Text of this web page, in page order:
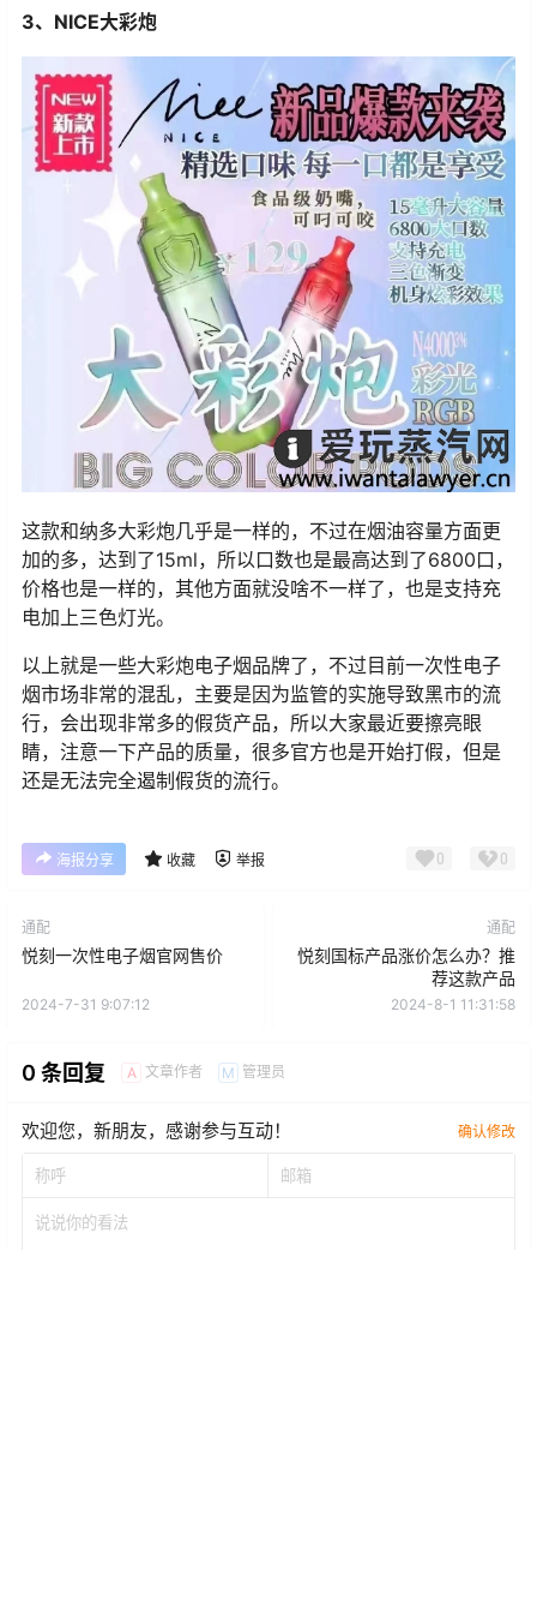
3、NICE大彩炮
这款和纳多大彩炮几乎是一样的，不过在烟油容量方面更
加的多，达到了15ml，所以口数也是最高达到了6800口，
价格也是一样的，其他方面就没啥不一样了，也是支持充
电加上三色灯光。
以上就是一些大彩炮电子烟品牌了，不过目前一次性电子
烟市场非常的混乱，主要是因为监管的实施导致黑市的流
行，会出现非常多的假货产品，所以大家最近要擦亮眼
睛，注意一下产品的质量，很多官方也是开始打假，但是
还是无法完全遏制假货的流行。
海报分享 收藏 举报 0 0
通配
悦刻一次性电子烟官网售价
2024-7-31 9:07:12
通配
悦刻国标产品涨价怎么办？推
荐这款产品
2024-8-1 11:31:58
0 条回复 A 文章作者 M 管理员
欢迎您，新朋友，感谢参与互动！ 确认修改